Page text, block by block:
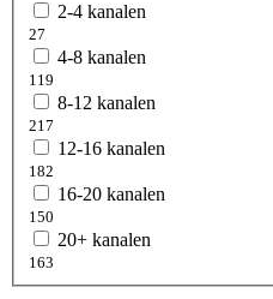
2-4 kanalen
27
4-8 kanalen
119
8-12 kanalen
217
12-16 kanalen
182
16-20 kanalen
150
20+ kanalen
163